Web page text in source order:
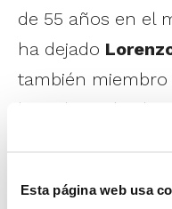
Esta página web usa
de 55 años en el
ha dejado
también miembro
la Federación de
Comunitat
En la temporada